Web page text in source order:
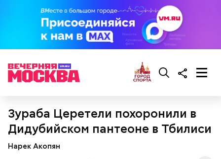
Зураба Церетели похоронили в
Дидубийском пантеоне в Тбилиси
Нарек Акопян
растительное масло;
помидоры черри либо грунтовые.
— Там может содержаться огромное количество
нитратов, которое вызовет головокружение,
гипоксию и ухудшение физического состояния, —